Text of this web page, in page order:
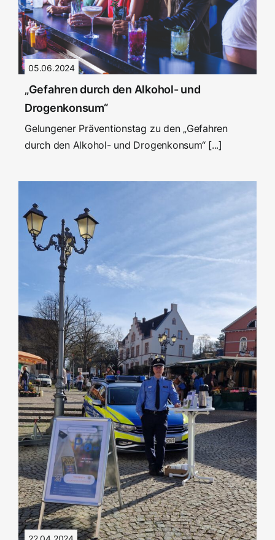
05.06.2024
„Gefahren durch den Alkohol- und
Drogenkonsum“
Gelungener Präventionstag zu den „Gefahren
durch den Alkohol- und Drogenkonsum“ [...]